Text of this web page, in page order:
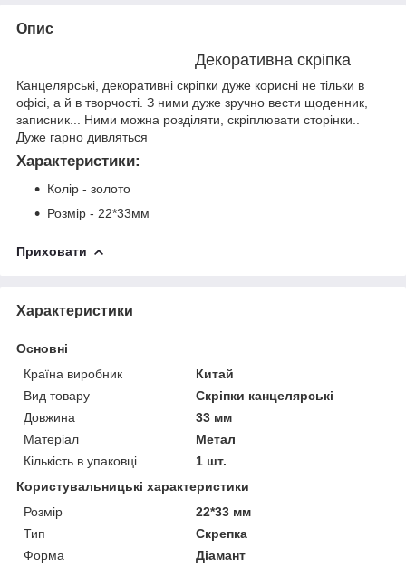
Опис
Декоративна скріпка
Канцелярські, декоративні скріпки дуже корисні не тільки в
офісі, а й в творчості. З ними дуже зручно вести щоденник,
записник... Ними можна розділяти, скріплювати сторінки..
Дуже гарно дивляться
Характеристики:
Колір - золото
Розмір - 22*33мм
Приховати
Характеристики
Основні
Країна виробник
Китай
Вид товару
Скріпки канцелярські
Довжина
33 мм
Матеріал
Метал
Кількість в упаковці
1 шт.
Користувальницькі характеристики
Розмір
22*33 мм
Тип
Скрепка
Форма
Діамант